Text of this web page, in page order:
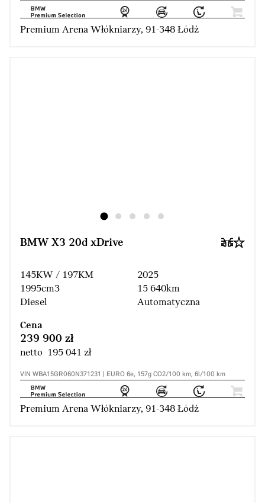
Premium Arena Włókniarzy, 91-348 Łódź
BMW X3 20d xDrive
145KW / 197KM
1995cm3
Diesel
2025
15 640km
Automatyczna
Cena
239 900 zł
netto 195 041 zł
VIN WBA15GR060N371231 | EURO 6e, 157g CO2/100 km, 6l/100 km
Premium Arena Włókniarzy, 91-348 Łódź